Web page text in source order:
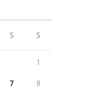
S S
1
7 8